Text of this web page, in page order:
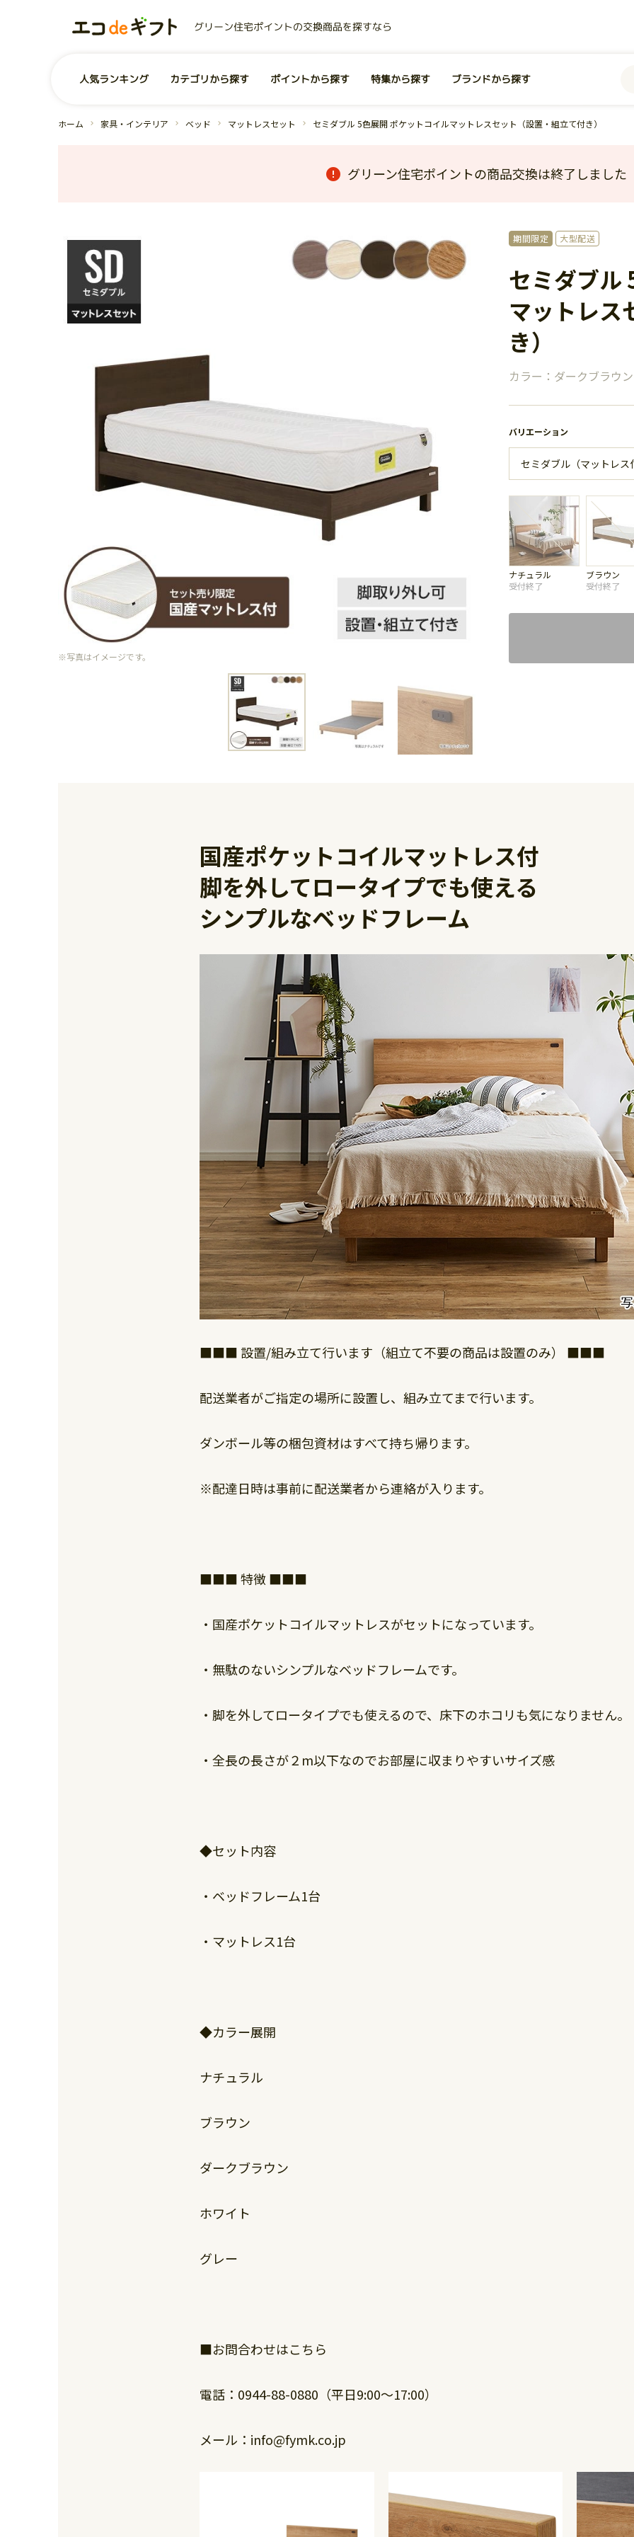
グリーン住宅ポイントの交換商品を探すなら
0
ユーザー
お気に入り商品
商品を探す
人気ランキング カテゴリから探す ポイントから探す 特集から探す ブランドから探す
ホーム 家具・インテリア ベッド マットレスセット セミダブル 5色展開 ポケットコイルマットレスセット（設置・組立て付き）
グリーン住宅ポイントの商品交換は終了しました
※写真はイメージです。
バリエーション
ナチュラル
受付終了
ブラウン
受付終了
期間限定 大型配送
セミダブル
マットレス
き）
カラー：ダークブラウン
国産ポケットコイルマットレス付
脚を外してロータイプでも使える
シンプルなベッドフレーム
■■■ 設置/組み立て行います（組立て不要の商品は設置のみ） ■■■
配送業者がご指定の場所に設置し、組み立てまで行います。
ダンボール等の梱包資材はすべて持ち帰ります。
※配達日時は事前に配送業者から連絡が入ります。
■■■ 特徴 ■■■
・国産ポケットコイルマットレスがセットになっています。
・無駄のないシンプルなベッドフレームです。
・脚を外してロータイプでも使えるので、床下のホコリも気になりません。
・全長の長さが２m以下なのでお部屋に収まりやすいサイズ感
◆セット内容
・ベッドフレーム1台
・マットレス1台
◆カラー展開
ナチュラル
ブラウン
ダークブラウン
ホワイト
グレー
■お問合わせはこちら
電話：0944-88-0880（平日9:00～17:00）
メール：info@fymk.co.jp